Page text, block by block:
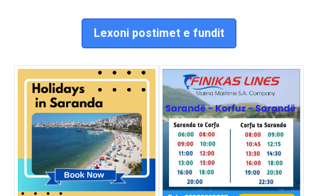
Lexoni postimet e fundit